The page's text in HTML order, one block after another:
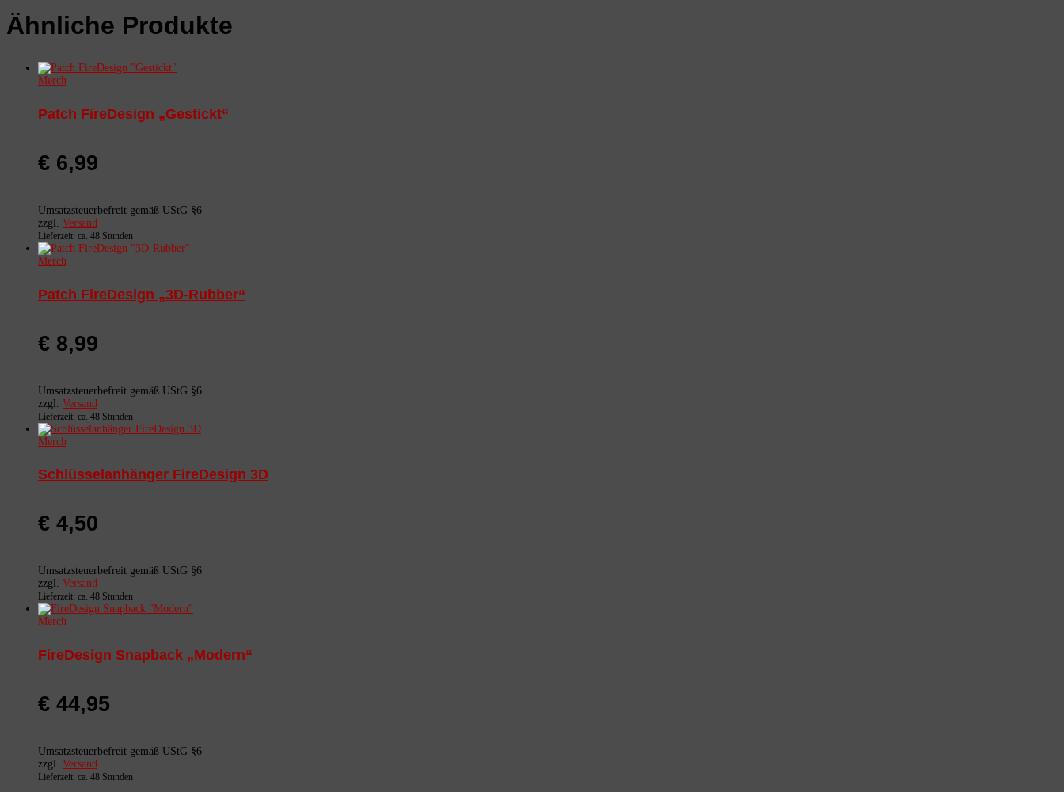
Ähnliche Produkte
Merch
Patch FireDesign „Gestickt“
€ 6,99
Umsatzsteuerbefreit gemäß UStG §6
zzgl. Versand
Lieferzeit: ca. 48 Stunden
Merch
Patch FireDesign „3D-Rubber“
€ 8,99
Umsatzsteuerbefreit gemäß UStG §6
zzgl. Versand
Lieferzeit: ca. 48 Stunden
Merch
Schlüsselanhänger FireDesign 3D
€ 4,50
Umsatzsteuerbefreit gemäß UStG §6
zzgl. Versand
Lieferzeit: ca. 48 Stunden
Merch
FireDesign Snapback „Modern“
€ 44,95
Umsatzsteuerbefreit gemäß UStG §6
zzgl. Versand
Lieferzeit: ca. 48 Stunden